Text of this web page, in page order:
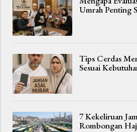
Umrah Penting
Tips Cerdas
Sesuai
7 Kekeliruan
Rombongan